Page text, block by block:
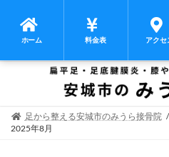
ホーム 料金表 アクセ
コ
ナ
足から整える安城市のみうら接骨院
2025年8月